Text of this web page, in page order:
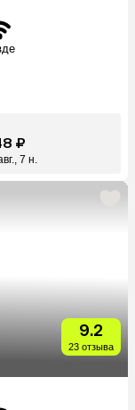
₽
7 н.
9.2
23 отзыва